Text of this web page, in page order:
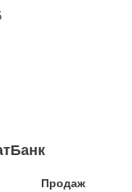
Продаж